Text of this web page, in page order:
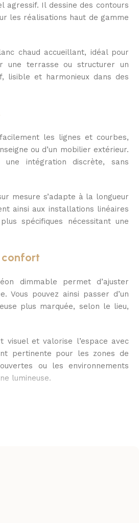
agressif. Il dessine des contours
les réalisations haut de gamme
chaud accueillant, idéal pour
une terrasse ou structurer un
lisible et harmonieux dans des
les lignes et courbes,
ou d’un mobilier extérieur.
intégration discrète, sans
mesure s’adapte à la longueur
ainsi aux installations linéaires
spécifiques nécessitant une
confort
dimmable permet d’ajuster
Vous pouvez ainsi passer d’un
plus marquée, selon le lieu,
et valorise l’espace avec
pertinente pour les zones de
ou les environnements
lumineuse.